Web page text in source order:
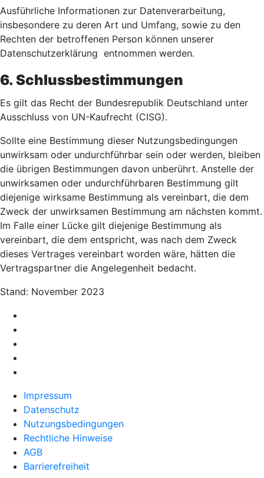
Ausführliche Informationen zur Datenverarbeitung,
insbesondere zu deren Art und Umfang, sowie zu den
Rechten der betroffenen Person können unserer
Datenschutzerklärung entnommen werden.
6. Schlussbestimmungen
Es gilt das Recht der Bundesrepublik Deutschland unter
Ausschluss von UN-Kaufrecht (CISG).
Sollte eine Bestimmung dieser Nutzungsbedingungen
unwirksam oder undurchführbar sein oder werden, bleiben
die übrigen Bestimmungen davon unberührt. Anstelle der
unwirksamen oder undurchführbaren Bestimmung gilt
diejenige wirksame Bestimmung als vereinbart, die dem
Zweck der unwirksamen Bestimmung am nächsten kommt.
Im Falle einer Lücke gilt diejenige Bestimmung als
vereinbart, die dem entspricht, was nach dem Zweck
dieses Vertrages vereinbart worden wäre, hätten die
Vertragspartner die Angelegenheit bedacht.
Stand: November 2023
Impressum
Datenschutz
Nutzungsbedingungen
Rechtliche Hinweise
AGB
Barrierefreiheit